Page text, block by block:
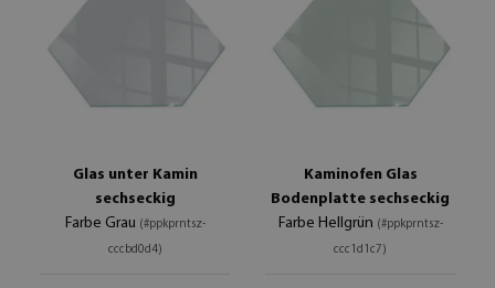
Glas unter Kamin
sechseckig
Farbe Grau (#ppkprntsz-
cccbd0d4)
Kaminofen Glas
Bodenplatte sechseckig
Farbe Hellgrün (#ppkprntsz-
ccc1d1c7)